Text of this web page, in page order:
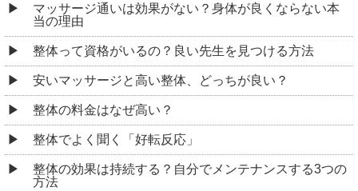
マッサージ通いは効果がない？身体が良くならない本
当の理由
整体って資格がいるの？良い先生を見つける方法
安いマッサージと高い整体、どっちが良い？
整体の料金はなぜ高い？
整体でよく聞く「好転反応」
整体の効果は持続する？自分でメンテナンスする3つの
方法